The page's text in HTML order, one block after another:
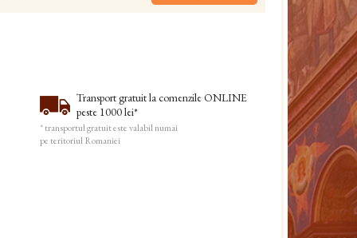
Transport gratuit la comenzile ONLINE
peste 1000 lei*
* transportul gratuit este valabil numai
pe teritoriul Romaniei